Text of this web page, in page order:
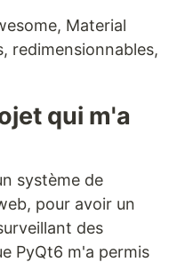
Material
redimensionnables,
qui m'a
système de
pour avoir un
des
PyQt6 m'a permis